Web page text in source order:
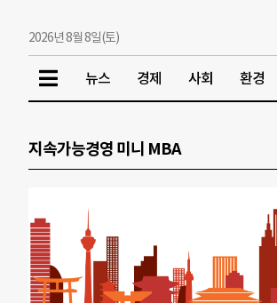
2026년 8월 8일(토)
뉴스 경제 사회 환경
지속가능경영 미니 MBA